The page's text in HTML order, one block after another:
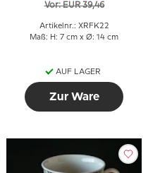
Vor: EUR 39,46
Artikelnr.: XRFK22
Maß: H: 7 cm x Ø: 14 cm
AUF LAGER
Zur Ware